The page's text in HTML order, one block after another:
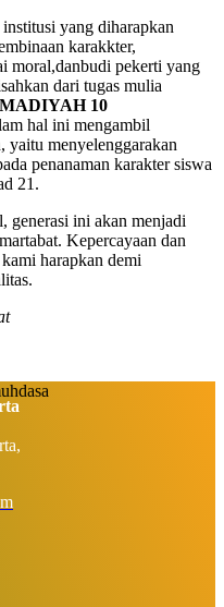
yang diharapkan
karakkter,
moral,danbudi pekerti yang
dari tugas mulia
10
hal ini mengambil
yaitu menyelenggarakan
penanaman karakter siswa
21.
generasi ini akan menjadi
Kepercayaan dan
harapkan demi